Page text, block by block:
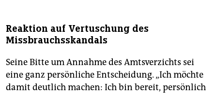
Reaktion auf Vertuschung des
Missbrauchsskandals
Seine Bitte um Annahme des Amtsverzichts sei
eine ganz persönliche Entscheidung. „Ich möchte
damit deutlich machen: Ich bin bereit, persönlich